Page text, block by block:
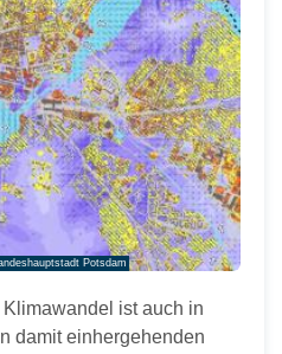
Potsdam
ist auch in
damit einhergehenden